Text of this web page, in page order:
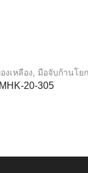
งเหลือง, มือจับก้านโยก
MHK-20-305